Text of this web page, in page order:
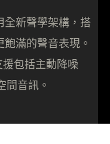
全新聲學架構，搭
滿的聲音表現。
包括主動降噪
間音訊。